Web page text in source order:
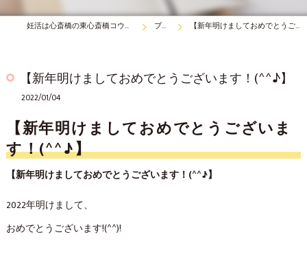
妊活は心斎橋の東心斎橋コウノトリ鍼灸整体院 ブログ 【新年明けましておめでとうございます！(^^♪】
【新年明けましておめでとうございます！(^^♪】
2022/01/04
【新年明けましておめでとうございます！(^^♪】
【新年明けましておめでとうございま
す！(^^♪】
2022年明けまして、
おめでとうございます!(^^)!